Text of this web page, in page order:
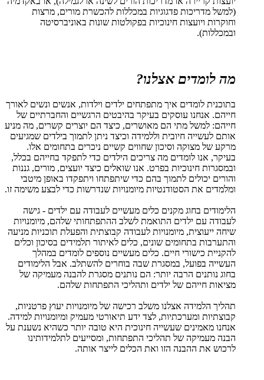
(למשל מדריכות פדגוגיות במכללות להכשרת מורים, מרצות
וחוקרות ויועצות חינוכיות בפקולטות שונות באוניברסיטה
ובמכללות).
מה לומדים אצלנו?
בתוכנית לומדים איך מתפתחים ילדים וילדות, אנשים ונשים לאורך
חייהם. אנחנו עוסקים בעיקר בהיבטים הרגשיים והחברתיים של
חייהם: למשל מתי הם מאושרים, כיצד הם יוצרים קשרים, מה מניע
אותם לעשייה חיובית וללמידה וכיצד ניתן לתמוך בילדים שמגיעים
מרקע של מצוקה וסיכון שחווים קשיים ניכרים בתחומים אלו.
בעיקר, אנו לומדים מה צריכים הילדים כדי לתפקד בחייהם בכלל,
ובמסגרות חינוכיות בפרט. אנו שואלים כיצד יועצים, מורים, גננות
והורים יכולים לתמוך בהם כדי שיתפתחו ויתפקדו באופן מיטבי
ומלמדים את הסטודנטיות מיומנויות שנדרשות כדי לבצע משימה זו.
הלימודים בחוג מקנים כלים מעשיים לעבודה עם ילדים - גישה
לעבודה עם ילדים התואמת לשלב ההתפתחותי שלהם, מיומנויות
שיחה ייעוצית, מיומנויות לעבודה קבוצתית והפעלת תוכניות מניעה
והתערבות בתחומים שונים, כלים לאיתור תלמידים בסיכון וכלים
להקניית כישורי חיים. כלים מעשיים נוספים לומדים במהלך
העשייה בפועל, במסגרת שבה בוחרים להשתלב. אבל הלימודים
בחוג נותנים הרבה יותר: הם נותנים מסגרת להבנה מעמיקה של
מציאות חייהם של ילדים ותהליכי התפתחות שלהם.
תהליך הלמידה אצלנו משלב רכישה של מיומנויות יעוץ פרטניות,
קבוצתיות ומערכתיות, לצד ידע תיאורטי מעמיק ומיומנויות למידה.
אנחנו מאמינים שעשייה חינוכית היא טובה יותר כשהיא נשענת על
הבנה מעמיקה של תהליכי התפתחות, ומסייעים לתלמידותינו
לרכוש את ההבנה הזו ואת הכלים לייצר אותה.